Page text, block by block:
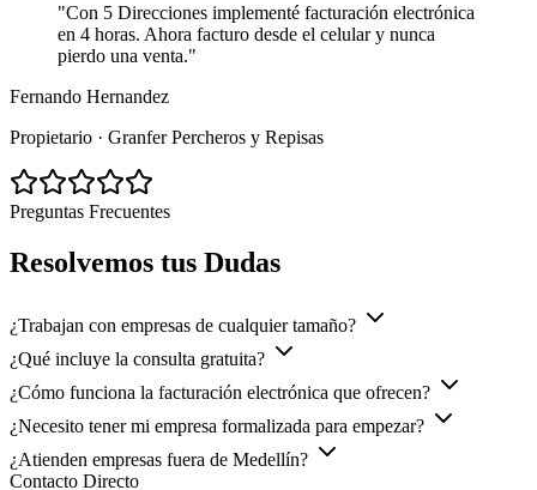
"Con 5 Direcciones implementé facturación electrónica
en 4 horas. Ahora facturo desde el celular y nunca
pierdo una venta."
Fernando Hernandez
Propietario · Granfer Percheros y Repisas
Preguntas Frecuentes
Resolvemos tus Dudas
¿Trabajan con empresas de cualquier tamaño?
¿Qué incluye la consulta gratuita?
¿Cómo funciona la facturación electrónica que ofrecen?
¿Necesito tener mi empresa formalizada para empezar?
¿Atienden empresas fuera de Medellín?
Contacto Directo